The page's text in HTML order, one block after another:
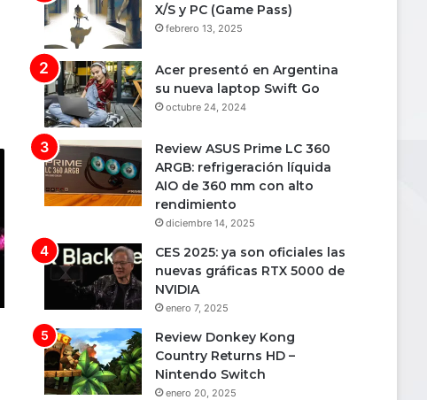
X/S y PC (Game Pass)
febrero 13, 2025
Acer presentó en Argentina
su nueva laptop Swift Go
octubre 24, 2024
Review ASUS Prime LC 360
ARGB: refrigeración líquida
AIO de 360 mm con alto
rendimiento
diciembre 14, 2025
CES 2025: ya son oficiales las
nuevas gráficas RTX 5000 de
NVIDIA
enero 7, 2025
Review Donkey Kong
Country Returns HD –
Nintendo Switch
enero 20, 2025